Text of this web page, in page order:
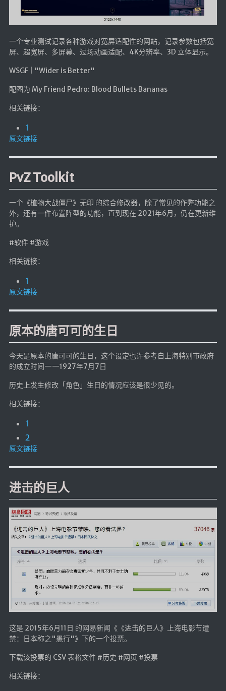
一个专业测试记录各种游戏对宽屏适配性的网站，记录参数包括宽
屏、超宽屏、多屏幕、过场动画适配、4K分辨率、3D 立体显示。
WSGF | "Wider is Better"
配图为 My Friend Pedro: Blood Bullets Bananas
相关链接：
1
原文链接
PvZ Toolkit
一个《植物大战僵尸》无印 的综合修改器，除了常见的作弊功能之
外，还有一件布置阵型的功能，直到现在 2021年6月，仍在更新维
护。
#软件 #游戏
相关链接：
1
原文链接
原本的唐可可的生日
今天是原本的唐可可的生日，这个设定也许参考自上海特别市政府
的成立时间——1927年7月7日
历史上发生修改「角色」生日的情况应该是很少见的。
相关链接：
1
2
原文链接
进击的巨人
这是 2015年6月11日 的网易新闻《《进击的巨人》上海电影节遭
禁：日本称之"愚行"》下的一个投票。
下载该投票的 CSV 表格文件 #历史 #网页 #投票
相关链接：
🔨工具
帮你百度
手写文件生成
文件传输
文件传输 自建
Aria2
个人网盘
Cloudreve
软件下载安装
百度网盘解析
百度解析_备用
文字重排
id查手机号
红白机
红白机资源
dos游戏
在线狼人杀
特效地址
引导页
背景动画
Floatingheart